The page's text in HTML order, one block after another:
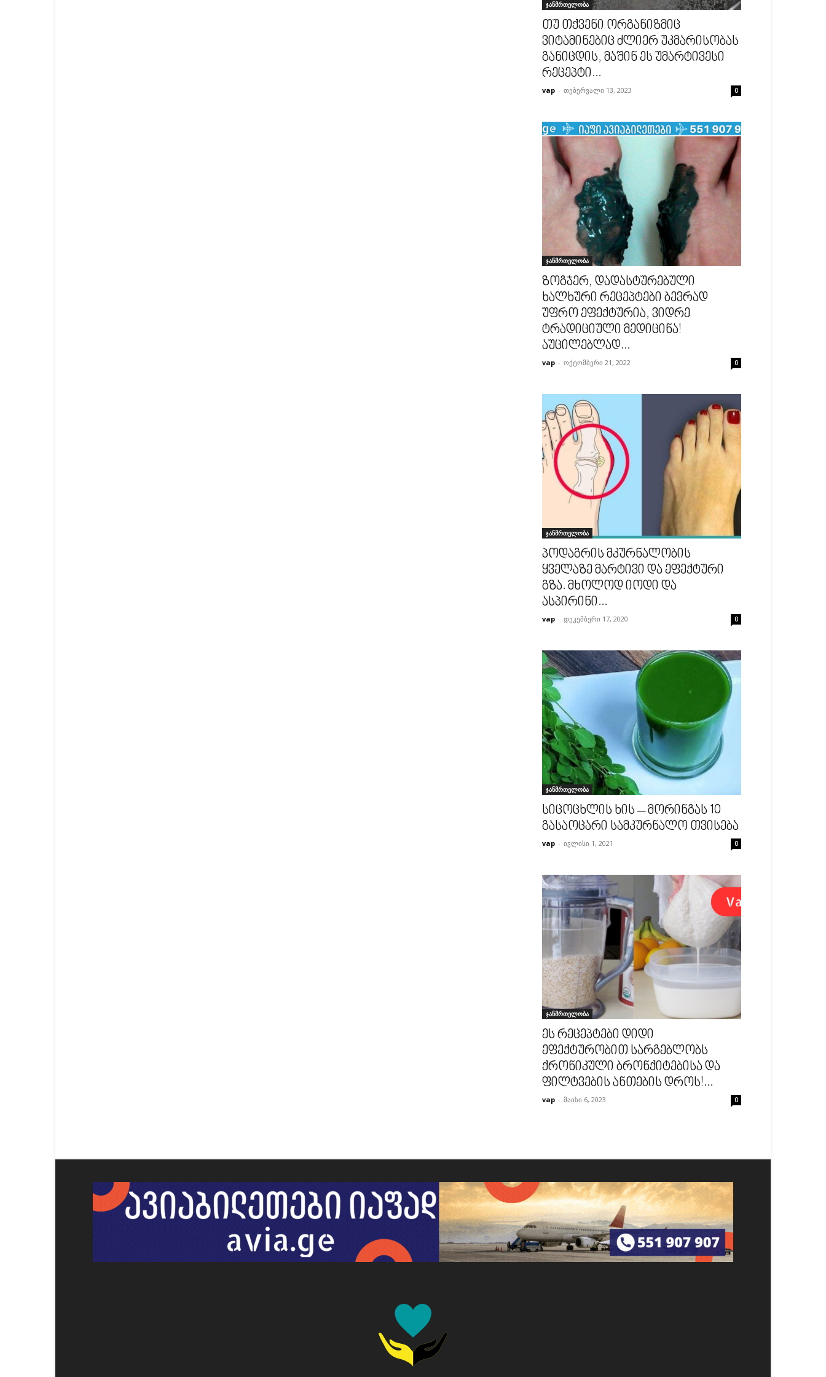
ჯანმრთელობა
თუ თქვენი ორგანიზმიც
ვიტამინებიც ძლიერ უკმარისობას
განიცდის, მაშინ ეს უმარტივესი
რეცეპტი...
vap - თებერვალი 13, 2023 0
ჯანმრთელობა
ზოგჯერ, დადასტურებული
ხალხური რეცეპტები ბევრად
უფრო ეფექტურია, ვიდრე
ტრადიციული მედიცინა!
აუცილებლად...
vap - ოქტომბერი 21, 2022 0
ჯანმრთელობა
პოდაგრის მკურნალობის
ყველაზე მარტივი და ეფექტური
გზა. მხოლოდ იოდი და
ასპირინი...
vap - დეკემბერი 17, 2020 0
ჯანმრთელობა
სიცოცხლის ხის – მორინგას 10
გასაოცარი სამკურნალო თვისება
vap - ივლისი 1, 2021 0
ჯანმრთელობა
ეს რეცეპტები დიდი
ეფექტურობით სარგებლობს
ქრონიკული ბრონქიტებისა და
ფილტვების ანთების დროს!...
vap - მაისი 6, 2023 0